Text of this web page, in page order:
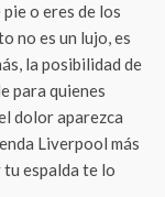
pie o eres de los
no es un lujo, es
la posibilidad de
para quienes
dolor aparezca
Liverpool más
tu espalda te lo